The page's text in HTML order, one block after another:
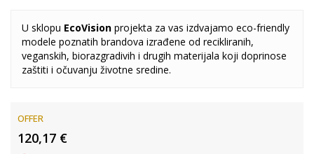
U sklopu EcoVision projekta za vas izdvajamo eco-friendly
modele poznatih brandova izrađene od recikliranih,
veganskih, biorazgradivih i drugih materijala koji doprinose
zaštiti i očuvanju životne sredine.
OFFER
120,17 €